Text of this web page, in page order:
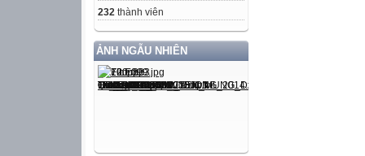
232 thành viên
ẢNH NGẪU NHIÊN